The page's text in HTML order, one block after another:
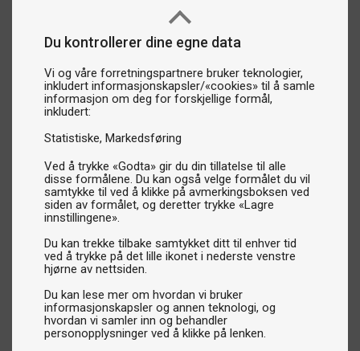
Du kontrollerer dine egne data
Vi og våre forretningspartnere bruker teknologier,
inkludert informasjonskapsler/«cookies» til å samle
informasjon om deg for forskjellige formål,
inkludert:
Statistiske Markedsføring
Ved å trykke «Godta» gir du din tillatelse til alle
disse formålene. Du kan også velge formålet du vil
samtykke til ved å klikke på avmerkingsboksen ved
siden av formålet, og deretter trykke «Lagre
innstillingene».
Du kan trekke tilbake samtykket ditt til enhver tid
ved å trykke på det lille ikonet i nederste venstre
hjørne av nettsiden.
Du kan lese mer om hvordan vi bruker
informasjonskapsler og annen teknologi, og
hvordan vi samler inn og behandler